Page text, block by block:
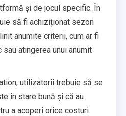
și de jocul specific. În
să fi achiziționat sezon
anumite criterii, cum ar fi
sau atingerea unui anumit
utilizatorii trebuie să se
în stare bună și că au
a acoperi orice costuri